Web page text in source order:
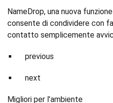
NameDrop, una nuova
consente di condividere con
contatto semplicemente
previous
next
Migliori per l’ambiente